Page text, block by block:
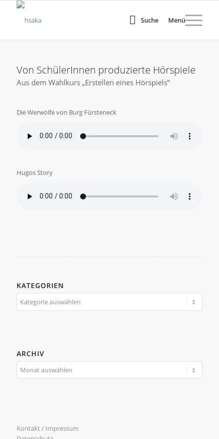
Suche Menü
Von SchülerInnen produzierte Hörspiele
Aus dem Wahlkurs „Erstellen eines Hörspiels“
Die Werwölfe von Burg Fürsteneck
Hugos Story
KATEGORIEN
Kategorien
ARCHIV
Kontakt / Impressum